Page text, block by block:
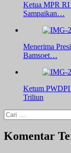
Ketua MPR RI
Sampaikan…
Menerima
Bamsoet…
Ketum
Triliun
Cari
untuk:
Komentar